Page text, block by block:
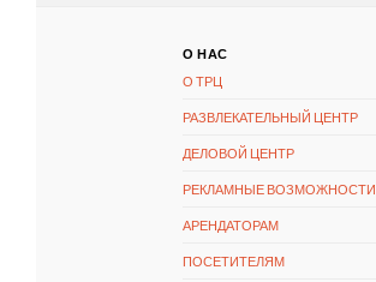
О НАС
О ТРЦ
РАЗВЛЕКАТЕЛЬНЫЙ ЦЕНТР
ДЕЛОВОЙ ЦЕНТР
РЕКЛАМНЫЕ ВОЗМОЖНОСТИ
АРЕНДАТОРАМ
ПОСЕТИТЕЛЯМ